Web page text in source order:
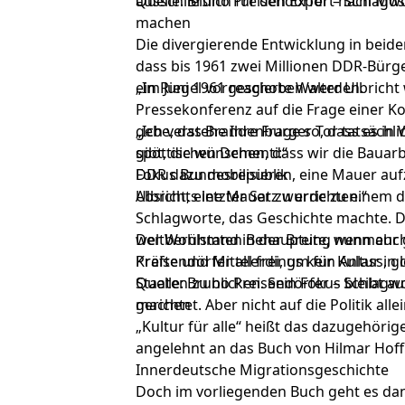
machen
Die divergierende Entwicklung in
dass bis 1961 zwei Millionen DDR-
ein Riegel vorgeschoben werden.
„Im Juni 1961 reagierte Walter
Pressekonferenz auf die Frage einer
gebe, das Brandenburger Tor
spöttischen Dementi:“
„Ich verstehe Ihre Frage so, dass es
gibt, die wünschen, dass wir die
DDR dazu mobilisieren, eine Mauer
Absicht, eine Mauer zu errichten.“
Fokus Bundesrepublik
Ulbrichts letzter Satz wurde zu einem
Schlagworte, das Geschichte machte.
weltberühmten Behauptung nunmehr
Preisendörfer allerdings kein Anlass,
Staaten zu blicken. Sein Fokus bleibt
gerichtet. Aber nicht auf die Politik
Der Wohlstand in der Breite, wenn
Kräfte und Mittel frei, um für Kultur in
Quelle: Bruno Preisendörfer –
machen
„Kultur für alle“ heißt das
angelehnt an das Buch von Hilmar
Innerdeutsche Migrationsgeschichte
Doch im vorliegenden Buch geht es